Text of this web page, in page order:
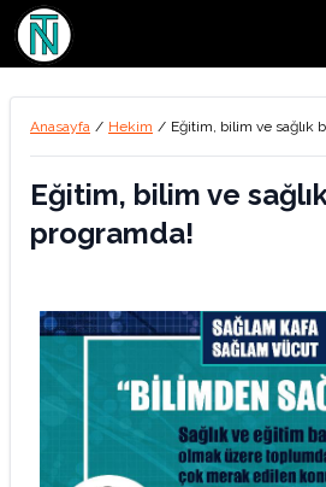
Anasayfa / Hekim / Eğitim, bilim ve sağlık
Eğitim, bilim ve
programda!